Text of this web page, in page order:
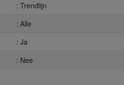
: Trendlijn
: Alle
: Ja
: Nee